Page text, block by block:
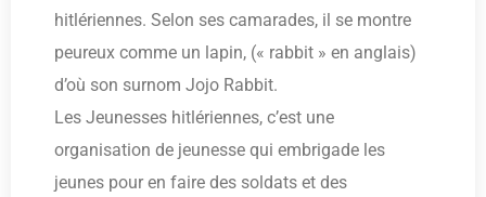
hitlériennes. Selon ses camarades, il se montre
peureux comme un lapin, (« rabbit » en anglais)
d’où son surnom Jojo Rabbit.
Les Jeunesses hitlériennes, c’est une
organisation de jeunesse qui embrigade les
jeunes pour en faire des soldats et des